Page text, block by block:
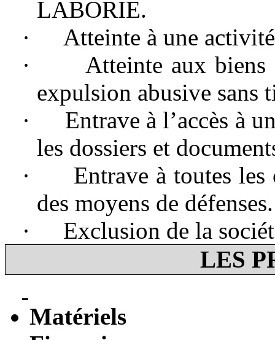
LABORIE.
·
Atteinte à une
·
Atteinte aux
expulsion abusive sans
·
Entrave à l’accès à
les dossiers et
·
Entrave à toutes
des moyens de défenses.
·
Exclusion de la
LES
Matériels